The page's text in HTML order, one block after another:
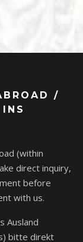
/
(within
direct inquiry,
before
with us.
Ausland
bitte direkt